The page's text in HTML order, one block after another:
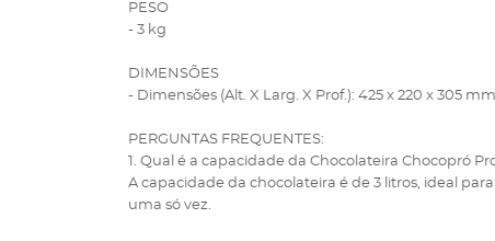
PESO
- 3 kg
DIMENSÕES
- Dimensões (Alt. X Larg. X Prof.): 425 x 220 x 305
PERGUNTAS FREQUENTES:
1. Qual é a capacidade da Chocolateira Chocopró
A capacidade da chocolateira é de 3 litros, ideal
uma só vez.